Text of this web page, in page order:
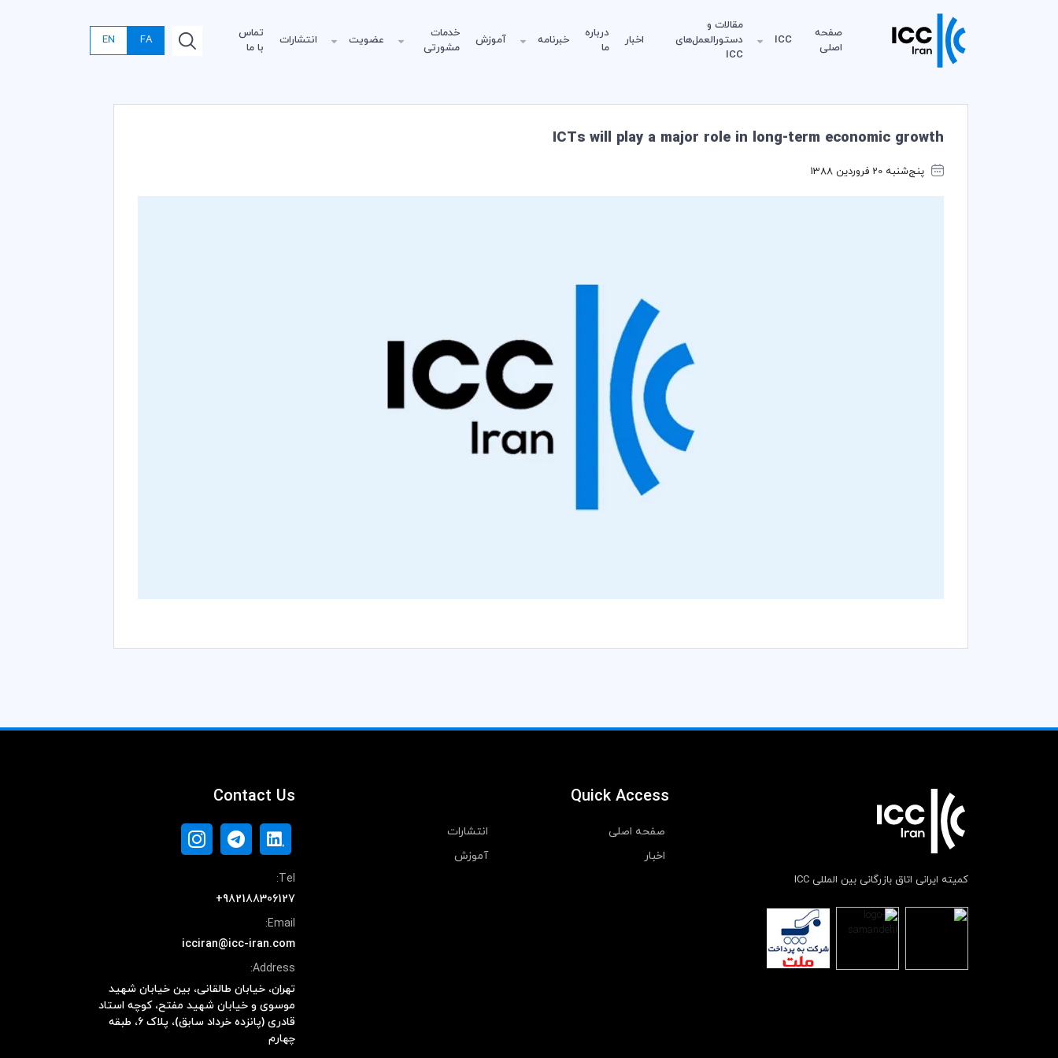
صفحه
اصلی
ICC
مقالات و
دستورالعمل‌های
ICC
اخبار
درباره
ما
خبرنامه آموزش
خدمات
مشورتی
عضویت انتشارات
تماس
با ما
FA
EN
ICTs will play a major role in long-term economic growth
پنج‌شنبه 20 فروردین 1388
کمیته ایرانی اتاق بازرگانی بین المللی ICC
Quick Access
صفحه اصلی
انتشارات
اخبار
آموزش
Contact Us
Tel:
+982188306127
Email:
icciran@icc-iran.com
Address:
تهران، خیابان طالقانی، بین خیابان شهید
موسوی و خیابان شهید مفتح، کوچه استاد
قادری (پانزده خرداد سابق)، پلاک ۶، طبقه
چهارم